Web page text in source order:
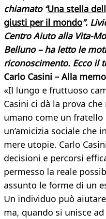
chiamato “Una stella
giusti per il mondo”.
Centro Aiuto alla Vita-
Belluno – ha letto le
riconoscimento. Ecco il
Carlo Casini – Alla
«Il lungo e fruttuoso
Casini ci dà la prova
umano come un fratello
un’amicizia sociale che
mere utopie. Carlo
decisioni e percorsi
permesso la reale
assunto le forme di un
Un individuo può
ma, quando si unisce